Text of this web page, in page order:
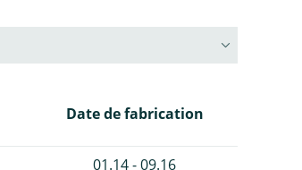
Date de fabrication
01.14 - 09.16